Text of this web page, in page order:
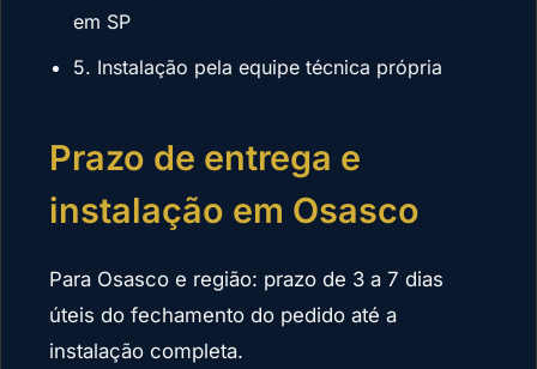
em SP
5. Instalação pela equipe técnica própria
Prazo de entrega e
instalação em Osasco
Para Osasco e região: prazo de 3 a 7 dias
úteis do fechamento do pedido até a
instalação completa.